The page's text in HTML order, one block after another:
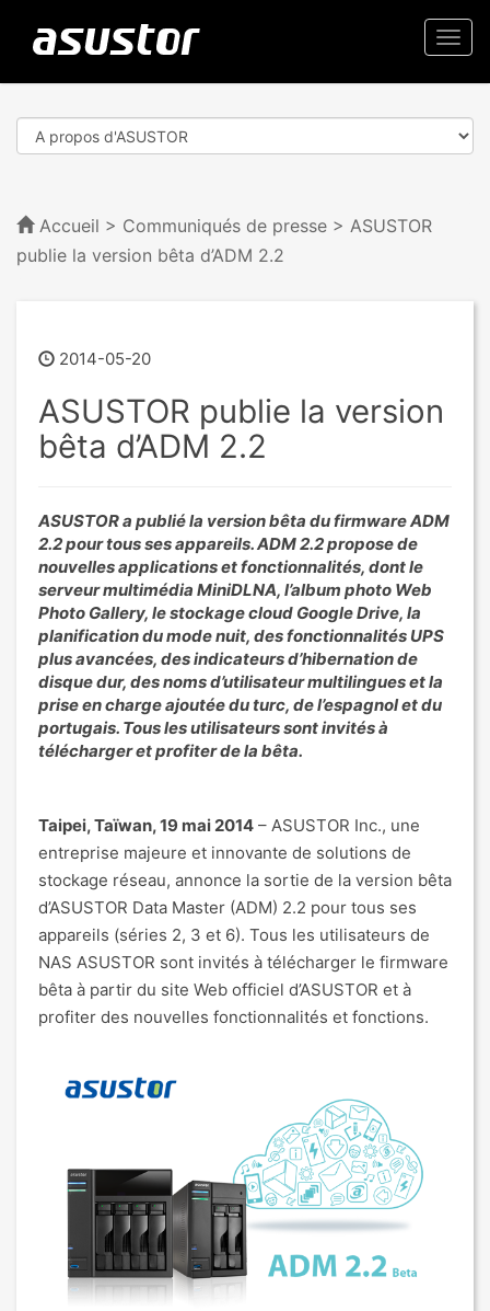
Accueil > Communiqués de presse > ASUSTOR
publie la version bêta d’ADM 2.2
2014-05-20
ASUSTOR publie la version
bêta d’ADM 2.2
ASUSTOR a publié la version bêta du firmware ADM
2.2 pour tous ses appareils. ADM 2.2 propose de
nouvelles applications et fonctionnalités, dont le
serveur multimédia MiniDLNA, l’album photo Web
Photo Gallery, le stockage cloud Google Drive, la
planification du mode nuit, des fonctionnalités UPS
plus avancées, des indicateurs d’hibernation de
disque dur, des noms d’utilisateur multilingues et la
prise en charge ajoutée du turc, de l’espagnol et du
portugais. Tous les utilisateurs sont invités à
télécharger et profiter de la bêta.
Taipei, Taïwan, 19 mai 2014 – ASUSTOR Inc., une
entreprise majeure et innovante de solutions de
stockage réseau, annonce la sortie de la version bêta
d’ASUSTOR Data Master (ADM) 2.2 pour tous ses
appareils (séries 2, 3 et 6). Tous les utilisateurs de
NAS ASUSTOR sont invités à télécharger le firmware
bêta à partir du site Web officiel d’ASUSTOR et à
profiter des nouvelles fonctionnalités et fonctions.